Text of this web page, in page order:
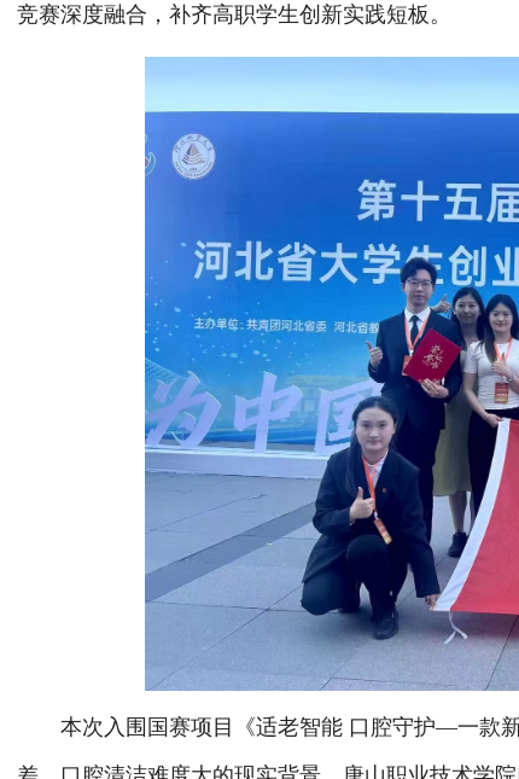
竞赛深度融合，补齐高职学生创新实践短板。
本次入围国赛项目《适老智能 口腔守护—一款